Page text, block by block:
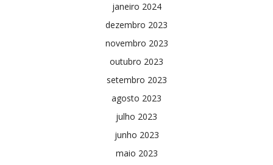
janeiro 2024
dezembro 2023
novembro 2023
outubro 2023
setembro 2023
agosto 2023
julho 2023
junho 2023
maio 2023